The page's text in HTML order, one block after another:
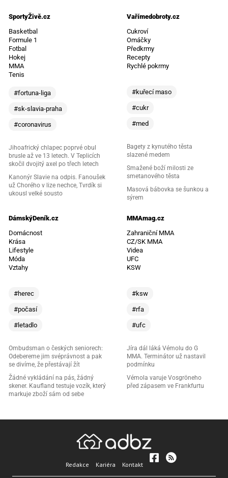
SportyŽivě.cz
Basketbal
Formule 1
Fotbal
Hokej
MMA
Tenis
#fortuna-liga
#sk-slavia-praha
#coronavirus
Jihoafrický chlapec poprvé obul
brusle až ve 13 letech. V Teplicích
skočil dvojitý axel po třech letech
Kanonýr Slavie na odpis. Fanoušek
už Chorého v lize nechce, Tvrdík si
ukousl velké sousto
Vařímedobroty.cz
Cukroví
Omáčky
Předkrmy
Recepty
Rychlé pokrmy
#kuřecí maso
#cukr
#med
Bagety z kynutého těsta
slazené medem
Smažené boží milosti ze
smetanového těsta
Masová bábovka se šunkou a
sýrem
DámskýDeník.cz
Domácnost
Krása
Lifestyle
Móda
Vztahy
#herec
#počasí
#letadlo
Ombudsman o českých seniorech:
Odebereme jim svéprávnost a pak
se divíme, že přestávají žít
Žádné vykládání na pás, žádný
skener. Kaufland testuje vozík, který
markuje zboží sám od sebe
MMAmag.cz
Zahraniční MMA
CZ/SK MMA
Videa
UFC
KSW
#ksw
#rfa
#ufc
Jíra dál láká Vémolu do G
MMA. Terminátor už nastavil
podmínku
Vémola varuje Vosgröneho
před zápasem ve Frankfurtu
Redakce Kariéra Kontakt